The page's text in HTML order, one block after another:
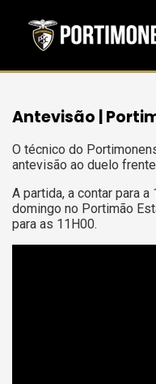
Antevisão |
O técnico do
antevisão ao duelo
A partida, a contar para
domingo no Portimão
para as 11H00.